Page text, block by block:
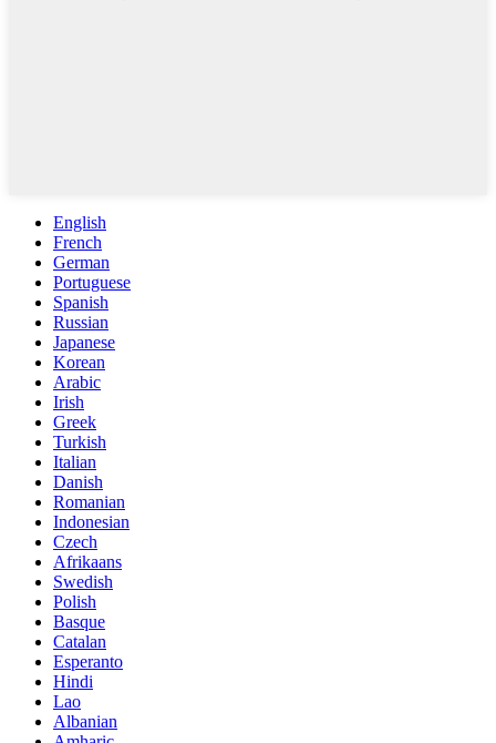
English
French
German
Portuguese
Spanish
Russian
Japanese
Korean
Arabic
Irish
Greek
Turkish
Italian
Danish
Romanian
Indonesian
Czech
Afrikaans
Swedish
Polish
Basque
Catalan
Esperanto
Hindi
Lao
Albanian